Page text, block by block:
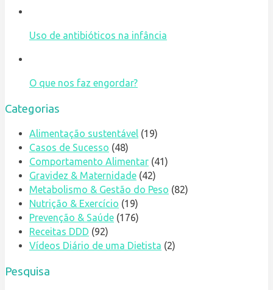
Uso de antibióticos na infância
O que nos faz engordar?
Categorias
Alimentação sustentável (19)
Casos de Sucesso (48)
Comportamento Alimentar (41)
Gravidez & Maternidade (42)
Metabolismo & Gestão do Peso (82)
Nutrição & Exercício (19)
Prevenção & Saúde (176)
Receitas DDD (92)
Vídeos Diário de uma Dietista (2)
Pesquisa